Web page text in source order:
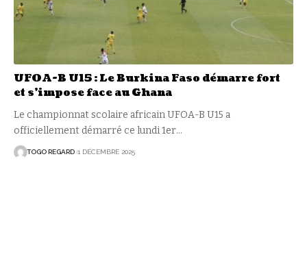
UFOA-B U15 : Le Burkina Faso démarre fort
et s’impose face au Ghana
Le championnat scolaire africain UFOA-B U15 a
officiellement démarré ce lundi 1er…
TOGO REGARD 1 DÉCEMBRE 2025